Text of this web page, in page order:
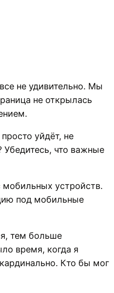
не удивительно. Мы
не открылась
уйдёт, не
Убедитесь, что важные
мобильных устройств.
под мобильные
тем больше
время, когда я
Кто бы мог